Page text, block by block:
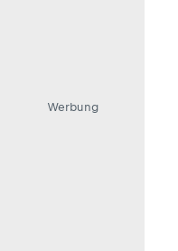
Werbung